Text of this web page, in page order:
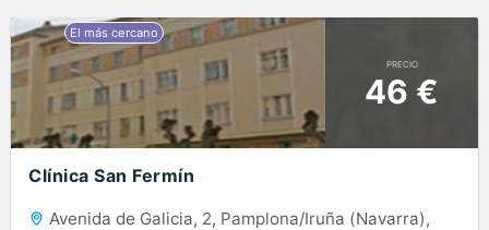
PRECIO
46 €
Clínica San Fermín
Avenida de Galicia, 2, Pamplona/Iruña (Navarra),